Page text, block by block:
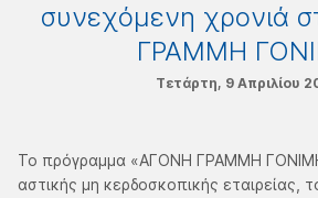
συνεχόμενη χρονιά
ΓΡΑΜΜΗ
Τετάρτη, 9 Απριλίου
Το πρόγραμμα «ΑΓΟΝΗ ΓΡΑΜΜΗ
αστικής μη κερδοσκοπικής εταιρείας,